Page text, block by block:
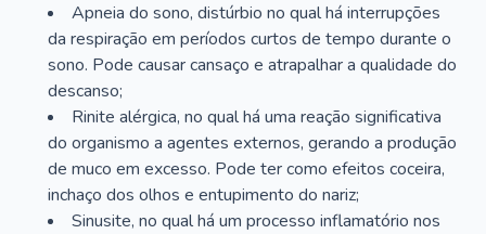
Apneia do sono, distúrbio no qual há interrupções
da respiração em períodos curtos de tempo durante o
sono. Pode causar cansaço e atrapalhar a qualidade do
descanso;
Rinite alérgica, no qual há uma reação significativa
do organismo a agentes externos, gerando a produção
de muco em excesso. Pode ter como efeitos coceira,
inchaço dos olhos e entupimento do nariz;
Sinusite, no qual há um processo inflamatório nos